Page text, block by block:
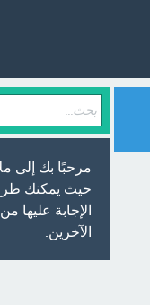
مرحبًا بك إلى
حيث يمكنك طرح
الإجابة عليها
الآخرين.